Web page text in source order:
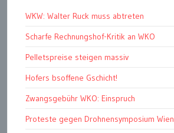
WKW: Walter Ruck muss abtreten
Scharfe Rechnungshof-Kritik an WKO
Pelletspreise steigen massiv
Hofers bsoffene Gschicht!
Zwangsgebühr WKO: Einspruch
Proteste gegen Drohnensymposium Wien